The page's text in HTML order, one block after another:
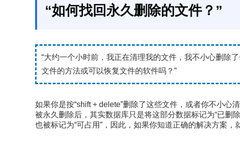
“如何找回永久删除的文件？”
“大约一个小时前，我正在清理我的文件，我不小心删除
文件的方法或可以恢复文件的软件吗？”
如果你是按“shift + delete”删除了这些文件，或者你不小
被永久删除后，其实数据库只是将这部分数据标记为“已删
也被标记为“可占用”，因此，如果你知道正确的解决方案，